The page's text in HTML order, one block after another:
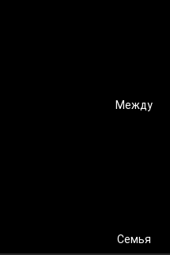
Между
Семья